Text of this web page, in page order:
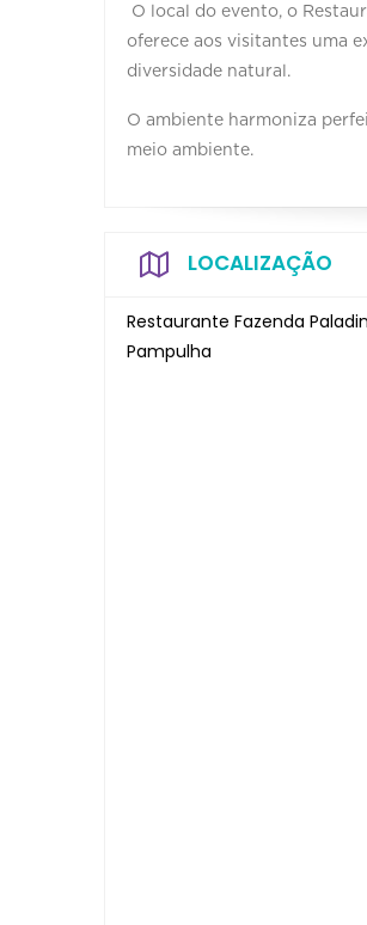
O local do evento, o
oferece aos visitantes uma
diversidade natural.
O ambiente harmoniza
meio ambiente.
LOCALIZAÇÃO
Restaurante Fazenda
Pampulha